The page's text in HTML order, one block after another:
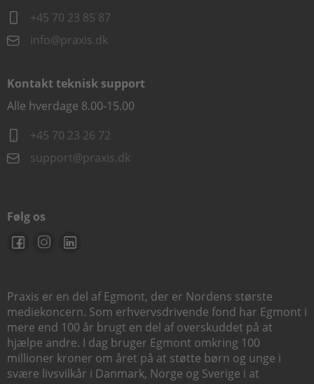
+45 70 23 85 87
info@praxis.dk
Kontakt teknisk support
Alle hverdage 8.00-15.00
+45 70 23 26 72
support@praxis.dk
Følg os
Praxis er en del af Egmont, der er Nordens største
mediekoncern. Som erhvervsdrivende fond har Egmont i
mere end 100 år brugt en del af overskuddet på at
hjælpe andre. I dag bruger Egmont omkring 100
millioner kroner om året på at støtte børn og unge i
svære livsvilkår i Danmark, Norge og Sverige i at